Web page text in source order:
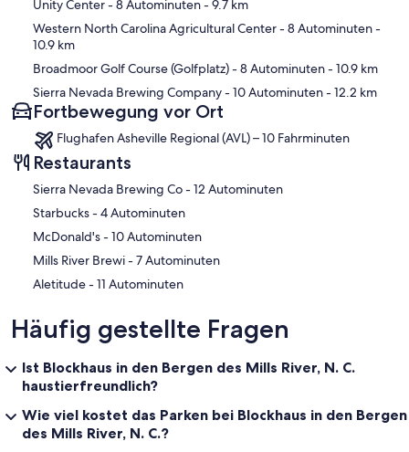
Unity Center- 8 Autominuten- 9.7 km
Western North Carolina Agricultural Center- 8 Autominuten-
10.9 km
Broadmoor Golf Course (Golfplatz)- 8 Autominuten- 10.9 km
Sierra Nevada Brewing Company- 10 Autominuten- 12.2 km
Fortbewegung vor Ort
Flughafen Asheville Regional (AVL) – 10 Fahrminuten
Restaurants
‪Sierra Nevada Brewing Co - ‬12 Autominuten
‪Starbucks - ‬4 Autominuten
‪McDonald's - ‬10 Autominuten
‪Mills River Brewi - ‬7 Autominuten
‪Aletitude - ‬11 Autominuten
Häufig gestellte Fragen
Ist Blockhaus in den Bergen des Mills River, N. C.
haustierfreundlich?
Wie viel kostet das Parken bei Blockhaus in den Bergen
des Mills River, N. C.?